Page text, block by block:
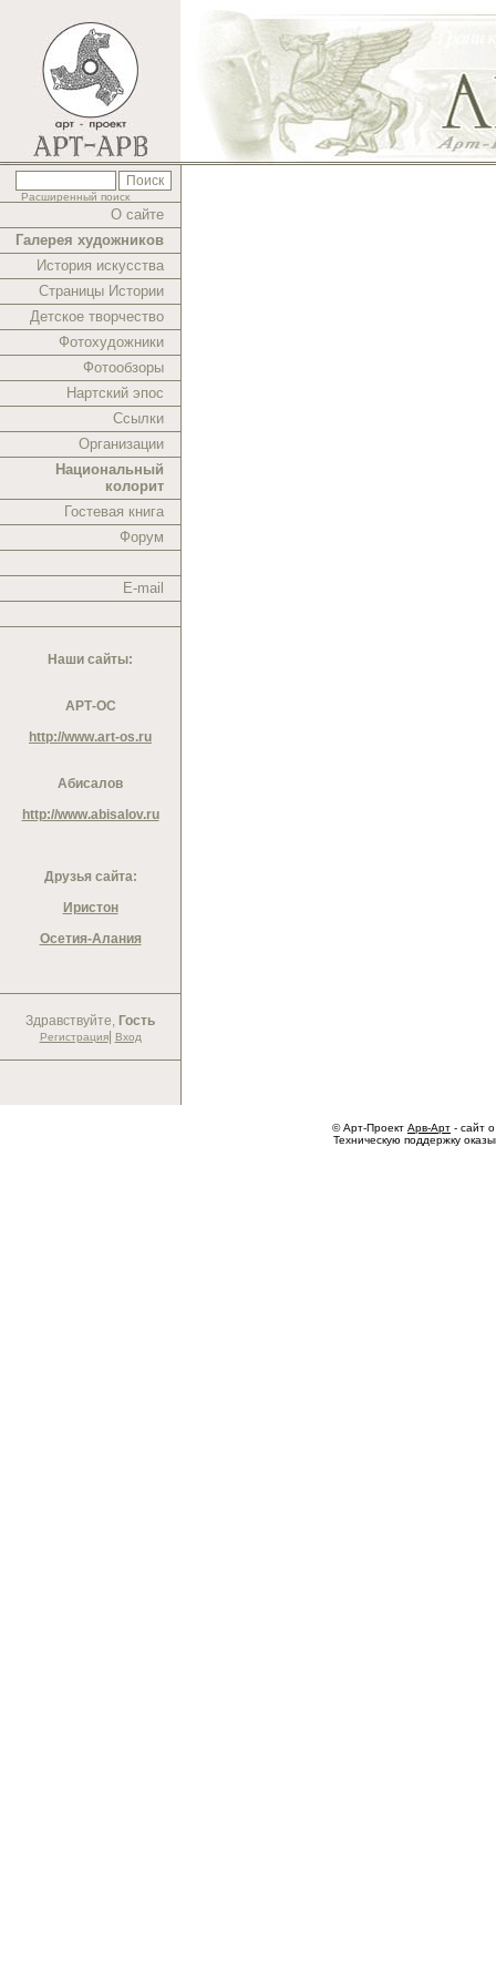
Расширенный поиск
О сайте
Галерея художников
История искусства
Страницы Истории
Детское творчество
Фотохудожники
Фотообзоры
Нартский эпос
Ссылки
Организации
Национальный
колорит
Гостевая книга
Форум
E-mail
Наши сайты:
АРТ-ОС
http://www.art-os.ru
Абисалов
http://www.abisalov.ru
Друзья сайта:
Иристон
Осетия-Алания
Здравствуйте, Гость
Регистрация| Вход
© Арт-Проект Арв-Арт - сайт
Техническую поддержку